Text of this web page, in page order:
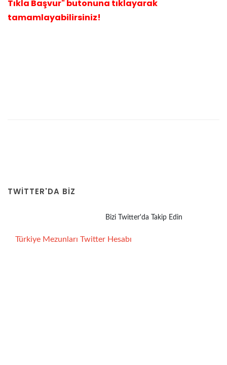
Tıkla Başvur" butonuna tıklayarak
tamamlayabilirsiniz!
TWITTER'DA BİZ
Bizi Twitter'da Takip Edin
Türkiye Mezunları Twitter Hesabı